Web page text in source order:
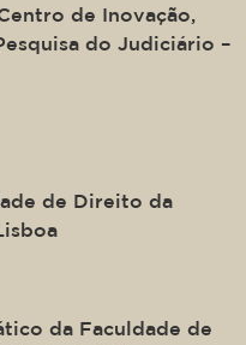
de Inovação,
do Judiciário –
de Direito da
da Faculdade de